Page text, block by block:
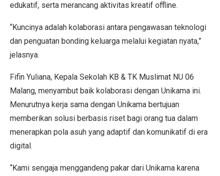
edukatif, serta merancang aktivitas kreatif offline.
“Kuncinya adalah kolaborasi antara pengawasan teknologi
dan penguatan bonding keluarga melalui kegiatan nyata,”
jelasnya.
Fifin Yuliana, Kepala Sekolah KB & TK Muslimat NU 06
Malang, menyambut baik kolaborasi dengan Unikama ini.
Menurutnya kerja sama dengan Unikama bertujuan
memberikan solusi berbasis riset bagi orang tua dalam
menerapkan pola asuh yang adaptif dan komunikatif di era
digital.
“Kami sengaja menggandeng pakar dari Unikama karena